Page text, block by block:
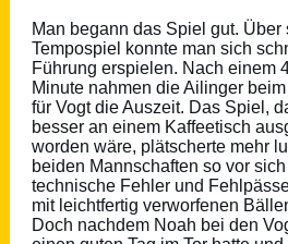
Man begann das Spiel gut. Über
Tempospiel konnte man sich
Führung erspielen. Nach einem
Minute nahmen die Ailinger
für Vogt die Auszeit. Das Spiel,
besser an einem Kaffeetisch
worden wäre, plätscherte mehr
beiden Mannschaften so vor
technische Fehler und
mit leichtfertig verworfenen
Doch nachdem Noah bei den